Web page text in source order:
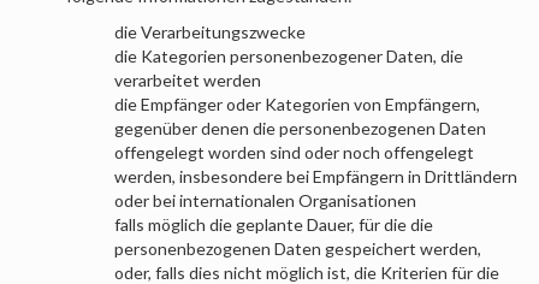
die Verarbeitungszwecke
die Kategorien personenbezogener Daten, die
verarbeitet werden
die Empfänger oder Kategorien von Empfängern,
gegenüber denen die personenbezogenen Daten
offengelegt worden sind oder noch offengelegt
werden, insbesondere bei Empfängern in Drittländern
oder bei internationalen Organisationen
falls möglich die geplante Dauer, für die die
personenbezogenen Daten gespeichert werden,
oder, falls dies nicht möglich ist, die Kriterien für die